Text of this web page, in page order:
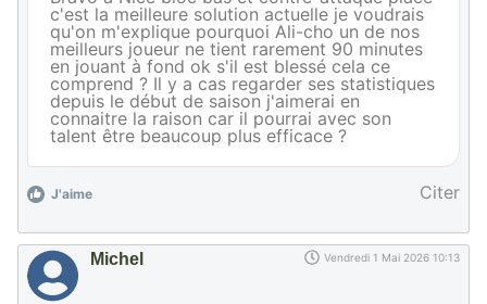
c'est la meilleure solution actuelle je voudrais
qu'on m'explique pourquoi Ali-cho un de nos
meilleurs joueur ne tient rarement 90 minutes
en jouant à fond ok s'il est blessé cela ce
comprend ? Il y a cas regarder ses statistiques
depuis le début de saison j'aimerai en
connaitre la raison car il pourrai avec son
talent être beaucoup plus efficace ?
J'aime Citer
Michel Vendredi 1 Mai 2026 10:13